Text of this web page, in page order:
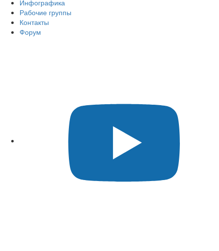
Инфографика
Рабочие группы
Контакты
Форум